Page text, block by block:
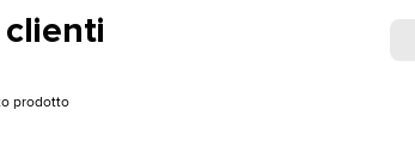
clienti
prodotto